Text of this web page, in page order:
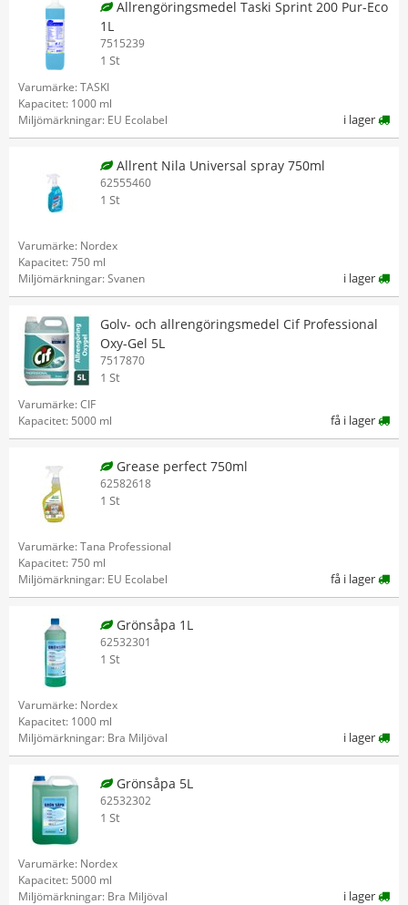
Allrengöringsmedel Taski Sprint 200 Pur-Eco
1L
7515239
1 St
Varumärke: TASKI
Kapacitet: 1000 ml
Miljömärkningar: EU Ecolabel
i lager
Allrent Nila Universal spray 750ml
62555460
1 St
Varumärke: Nordex
Kapacitet: 750 ml
Miljömärkningar: Svanen
i lager
Golv- och allrengöringsmedel Cif Professional
Oxy-Gel 5L
7517870
1 St
Varumärke: CIF
Kapacitet: 5000 ml
få i lager
Grease perfect 750ml
62582618
1 St
Varumärke: Tana Professional
Kapacitet: 750 ml
Miljömärkningar: EU Ecolabel
få i lager
Grönsåpa 1L
62532301
1 St
Varumärke: Nordex
Kapacitet: 1000 ml
Miljömärkningar: Bra Miljöval
i lager
Grönsåpa 5L
62532302
1 St
Varumärke: Nordex
Kapacitet: 5000 ml
Miljömärkningar: Bra Miljöval
i lager